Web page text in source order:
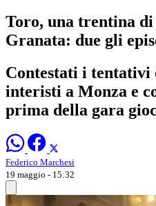
Toro, una trentina
Granata: due gli
Contestati i tentativi
interisti a Monza e
prima della gara
Federico Marchesi
19 maggio - 15:32